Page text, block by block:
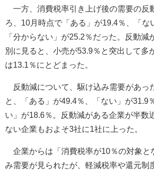
一方、消費税率引き上げ後の需要の反
ろ、10月時点で「ある」が19.4％、「な
「分からない」が25.2％だった。反動減
別に見ると、小売が53.9％と突出して多
は13.1％にとどまった。
反動減について、駆け込み需要があっ
と、「ある」が49.4％、「ない」が31.9
い」が18.6％。反動減がある企業が半数
ない企業もおよそ3社に1社に上った。
企業からは「消費税率が10％の対象と
み需要が見られたが、軽減税率や還元制